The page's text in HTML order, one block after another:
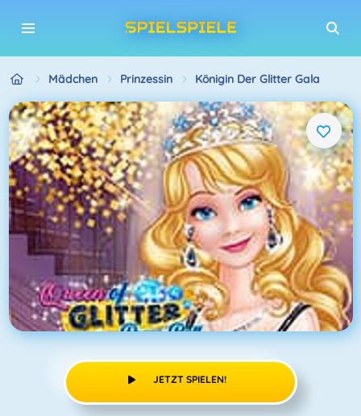
Mädchen Prinzessin Königin Der Glitter Gala
JETZT SPIELEN!